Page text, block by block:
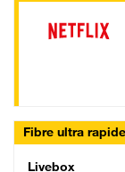
Fibre ultra rapide
Livebox